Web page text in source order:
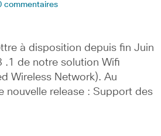
commentaires
à disposition depuis fin Juin
.1 de notre solution Wifi
Wireless Network). Au
nouvelle release : Support des